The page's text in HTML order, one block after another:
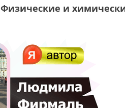
Физические и